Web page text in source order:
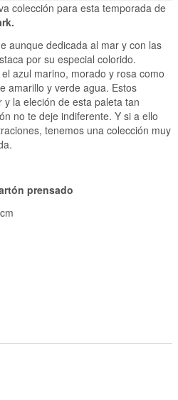
colección para esta temporada de
aunque dedicada al mar y con las
por su especial colorido.
azul marino, morado y rosa como
amarillo y verde agua. Estos
la eleción de esta paleta tan
no te deje indiferente. Y si a ello
tenemos una colección muy
prensado